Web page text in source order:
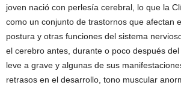
joven nació con perlesía cerebral, lo que la
como un conjunto de trastornos que afectan
postura y otras funciones del sistema
el cerebro antes, durante o poco después
leve a grave y algunas de sus
retrasos en el desarrollo, tono muscular